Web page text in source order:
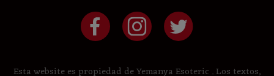
Esta website es propiedad de Yemanya Esoteric . Los textos,